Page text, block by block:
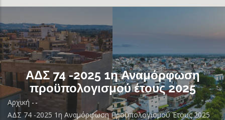
ΑΔΣ 74 -2025 1η Αναμόρφωση
προϋπολογισμού έτους 2025
Breadcrumb
Αρχική - -
ΑΔΣ 74 -2025 1η Αναμόρφωση Προϋπολογισμού Έτους 2025